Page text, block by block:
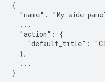
{
"name": "My side
  ...
  "action": {
"default_title":
  },
  ...